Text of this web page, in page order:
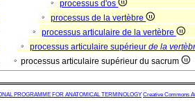
processus d'os
processus de la vertèbre
processus articulaire de la vertèbre
processus articulaire supérieur de la
processus articulaire supérieur du sacrum
PROGRAMME FOR ANATOMICAL TERMINOLOGY Creative Commons